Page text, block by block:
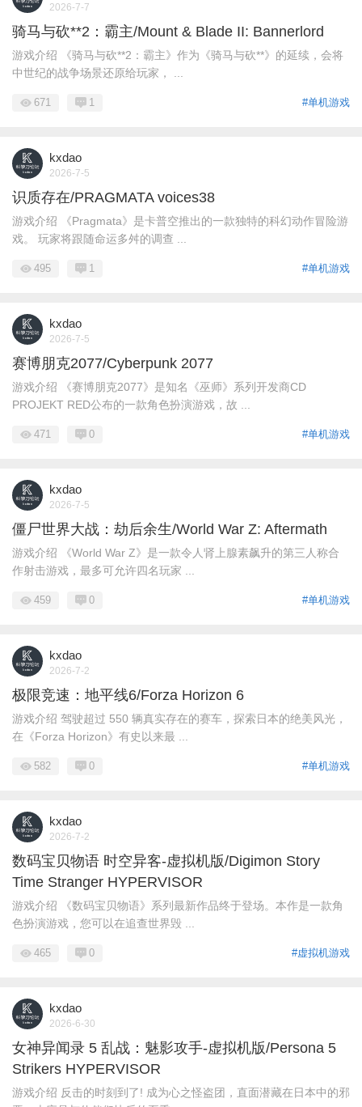
2026-7-7
骑马与砍**2：霸主/Mount & Blade II: Bannerlord
游戏介绍 《骑马与砍**2：霸主》作为《骑马与砍**》的延续，会将
中世纪的战争场景还原给玩家， ...
#单机游戏
671 1
kxdao
2026-7-5
识质存在/PRAGMATA voices38
游戏介绍 《Pragmata》是卡普空推出的一款独特的科幻动作冒险游
戏。 玩家将跟随命运多舛的调查 ...
#单机游戏
495 1
kxdao
2026-7-5
赛博朋克2077/Cyberpunk 2077
游戏介绍 《赛博朋克2077》是知名《巫师》系列开发商CD
PROJEKT RED公布的一款角色扮演游戏，故 ...
#单机游戏
471 0
kxdao
2026-7-5
僵尸世界大战：劫后余生/World War Z: Aftermath
游戏介绍 《World War Z》是一款令人肾上腺素飙升的第三人称合
作射击游戏，最多可允许四名玩家 ...
#单机游戏
459 0
kxdao
2026-7-2
极限竞速：地平线6/Forza Horizon 6
游戏介绍 驾驶超过 550 辆真实存在的赛车，探索日本的绝美风光，
在《Forza Horizon》有史以来最 ...
#单机游戏
582 0
kxdao
2026-7-2
数码宝贝物语 时空异客-虚拟机版/Digimon Story
Time Stranger HYPERVISOR
游戏介绍 《数码宝贝物语》系列最新作品终于登场。本作是一款角
色扮演游戏，您可以在追查世界毁 ...
#虚拟机游戏
465 0
kxdao
2026-6-30
女神异闻录 5 乱战：魅影攻手-虚拟机版/Persona 5
Strikers HYPERVISOR
游戏介绍 反击的时刻到了! 成为心之怪盗团，直面潜藏在日本中的邪